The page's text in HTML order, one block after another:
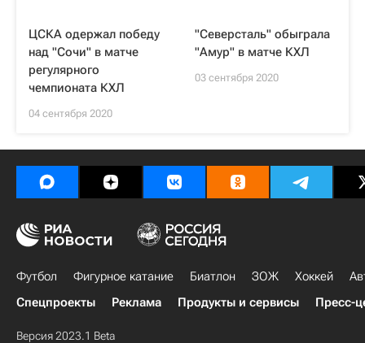
ЦСКА одержал победу
над "Сочи" в матче
регулярного
чемпионата КХЛ
04 сентября 2020
"Северсталь" обыграла
"Амур" в матче КХЛ
03 сентября 2020
Футбол Фигурное катание Биатлон ЗОЖ Хоккей
Спецпроекты
Реклама Продукты и сервисы Пресс-
Версия 2023.1 Beta